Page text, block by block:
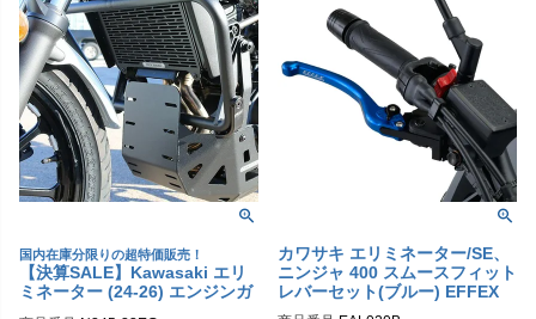
国内在庫分限りの超特価販売！
【決算SALE】Kawasaki エリ
ミネーター (24-26) エンジンガ
カワサキ エリミネーター/SE、
ニンジャ 400 スムースフィット
レバーセット(ブルー) EFFEX